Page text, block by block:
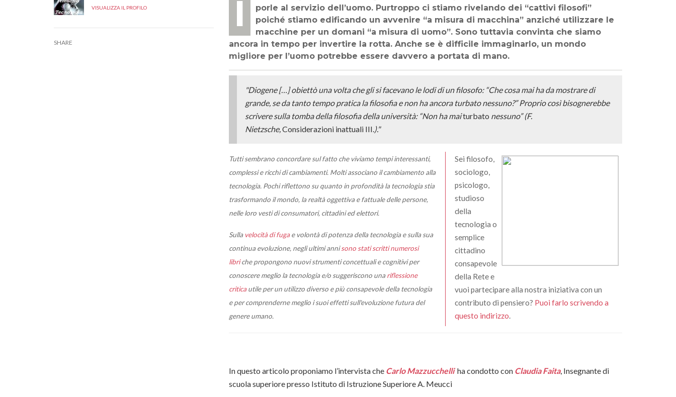
VISUALIZZA IL PROFILO
SHARE
Il futuro dipende da noi, dagli obiettivi che ci poniamo nel costruire tecnologie e
porle al servizio dell’uomo. Purtroppo ci stiamo rivelando dei “cattivi filosofi”
poiché stiamo edificando un avvenire “a misura di macchina” anziché utilizzare le
macchine per un domani “a misura di uomo”. Sono tuttavia convinta che siamo
ancora in tempo per invertire la rotta. Anche se è difficile immaginarlo, un mondo
migliore per l’uomo potrebbe essere davvero a portata di mano.
"Diogene […] obiettò una volta che gli si facevano le lodi di un filosofo: “Che cosa mai ha da mostrare di
grande, se da tanto tempo pratica la filosofia e non ha ancora turbato nessuno?” Proprio così bisognerebbe
scrivere sulla tomba della filosofia della università: “Non ha maiturbato nessuno” (F.
Nietzsche, Considerazioni inattuali III. )."
Sei filosofo,
sociologo,
psicologo,
studioso
della
tecnologia o
semplice
cittadino
consapevole
della Rete e
vuoi partecipare alla nostra iniziativa con un
contributo di pensiero? Puoi farlo scrivendo a
questo indirizzo
Tutti sembrano concordare sul fatto che viviamo tempi interessanti,
complessi e ricchi di cambiamenti. Molti associano il cambiamento alla
tecnologia. Pochi riflettono su quanto in profondità la tecnologia stia
trasformando il mondo, la realtà oggettiva e fattuale delle persone,
nelle loro vesti di consumatori, cittadini ed elettori.
Sulla velocità di fugae volontà di potenza della tecnologia e sulla sua
continua evoluzione, negli ultimi annisono stati scritti numerosi
libriche propongono nuovi strumenti concettuali e cognitivi per
conoscere meglio la tecnologia e/o suggeriscono unariflessione
criticautile per un utilizzo diverso e più consapevole della tecnologia
e per comprenderne meglio i suoi effetti sull'evoluzione futura del
genere umano.
In questo articolo proponiamo l’intervista che Carlo Mazzucchelli ha condotto con Claudia Faita, Insegnante di
scuola superiore presso Istituto di Istruzione Superiore A. Meucci